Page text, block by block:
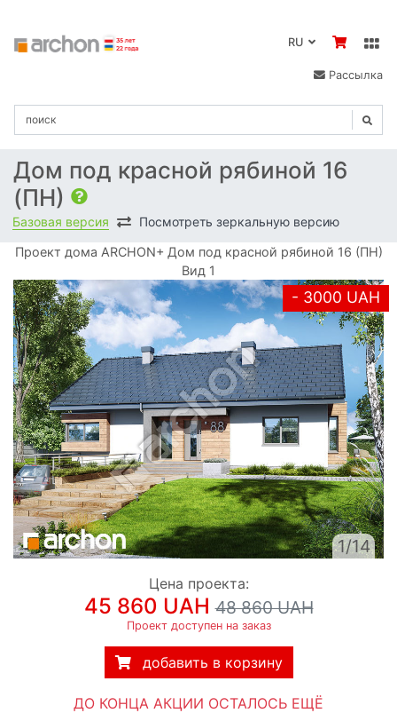
Рассылка
Дом под красной рябиной 16
(ПН)
Базовая версия Посмотреть зеркальную версию
Проект дома ARCHON+ Дом под красной рябиной 16 (ПН)
Вид 1
- 3000 UAH
1/14
Цена проекта:
45 860 UAH48 860 UAH
Проект доступен на заказ
добавить в корзину
ДО КОНЦА АКЦИИ ОСТАЛОСЬ ЕЩЁ